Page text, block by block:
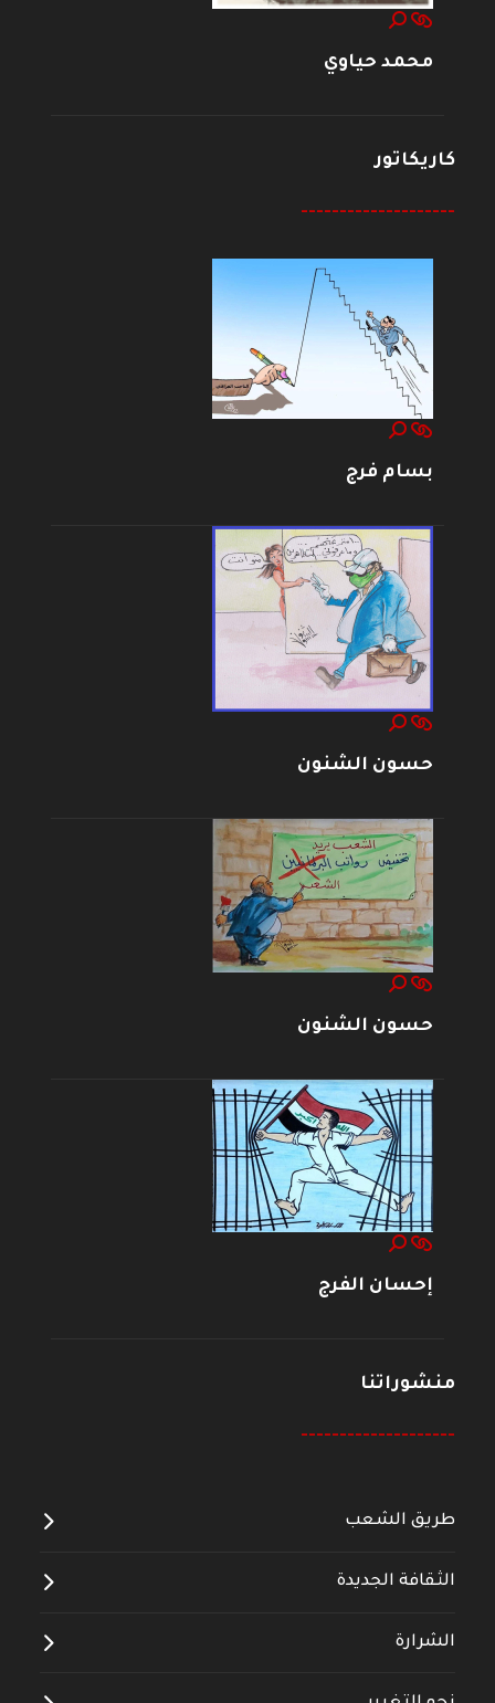
محمد حياوي
كاريكاتور
--------------------
بسام فرج
حسون الشنون
حسون الشنون
إحسان الفرج
منشوراتنا
--------------------
طريق الشعب
الثقافة الجديدة
الشرارة